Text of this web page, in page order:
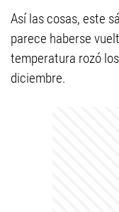
Así las cosas, este
parece haberse
temperatura rozó
diciembre.